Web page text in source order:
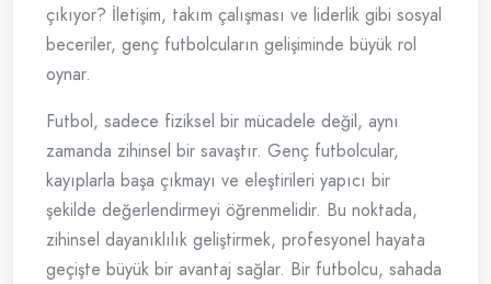
çıkıyor? İletişim, takım çalışması ve liderlik gibi sosyal
beceriler, genç futbolcuların gelişiminde büyük rol
oynar.
Futbol, sadece fiziksel bir mücadele değil, aynı
zamanda zihinsel bir savaştır. Genç futbolcular,
kayıplarla başa çıkmayı ve eleştirileri yapıcı bir
şekilde değerlendirmeyi öğrenmelidir. Bu noktada,
zihinsel dayanıklılık geliştirmek, profesyonel hayata
geçişte büyük bir avantaj sağlar. Bir futbolcu, sahada